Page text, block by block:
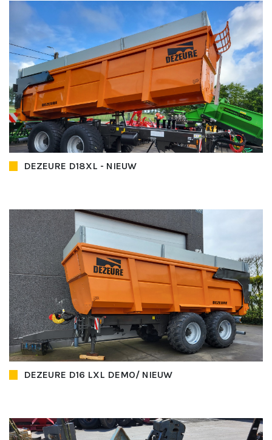
DEZEURE D18XL - NIEUW
DEZEURE D16 LXL DEMO/ NIEUW